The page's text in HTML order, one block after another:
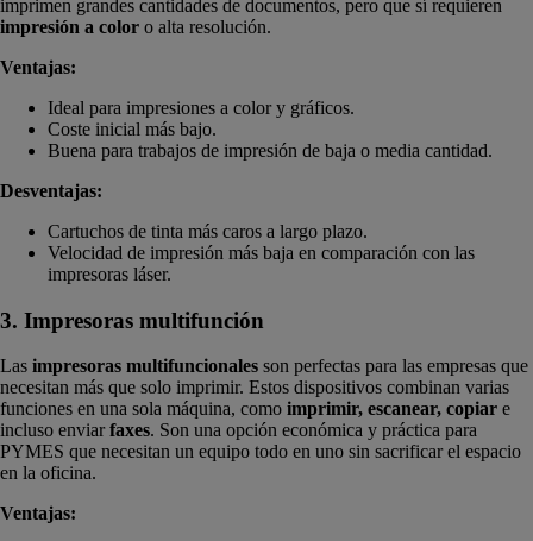
imprimen grandes cantidades de documentos, pero que sí requieren
impresión a color o alta resolución.
Ventajas:
Ideal para impresiones a color y gráficos.
Coste inicial más bajo.
Buena para trabajos de impresión de baja o media cantidad.
Desventajas:
Cartuchos de tinta más caros a largo plazo.
Velocidad de impresión más baja en comparación con las
impresoras láser.
3. Impresoras multifunción
Las impresoras multifuncionales son perfectas para las empresas que
necesitan más que solo imprimir. Estos dispositivos combinan varias
funciones en una sola máquina, como imprimir, escanear, copiar e
incluso enviarfaxes. Son una opción económica y práctica para
PYMES que necesitan un equipo todo en uno sin sacrificar el espacio
en la oficina.
Ventajas: